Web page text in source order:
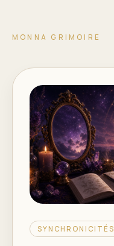
MONNA GRIMOIRE
SYNCHRONICITÉS